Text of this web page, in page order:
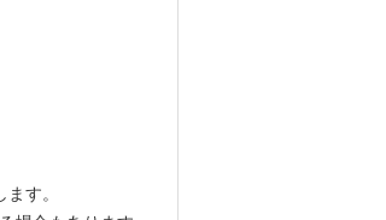
す。